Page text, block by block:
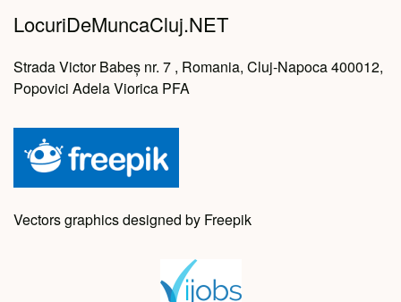
LocuriDeMuncaCluj.NET
Strada Victor Babeș nr. 7 , Romania, Cluj-Napoca 400012,
Popovici Adela Viorica PFA
Vectors graphics designed by Freepik